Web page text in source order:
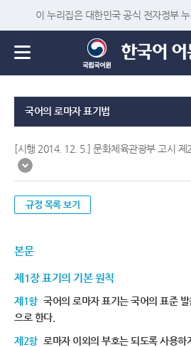
이 누리집은 대한민국 공식 전자정부
국어의 로마자 표기법
[시행 2014. 12. 5.] 문화체육관광부 고시
규정 목록 보기
본문
제1장 표기의 기본 원칙
제1항 국어의 로마자 표기는 국어의 표준
으로 한다.
제2항 로마자 이외의 부호는 되도록 사용하